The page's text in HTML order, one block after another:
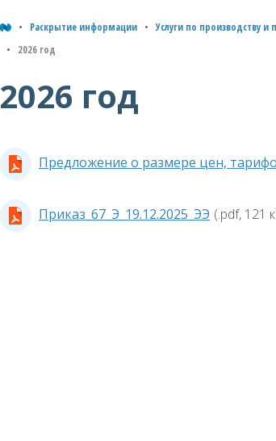
Раскрытие информации Услуги по производству и
2026 год
2026 год
Предложение о размере цен,
Приказ_67_Э_19.12.2025_ЭЭ (.pdf, 121